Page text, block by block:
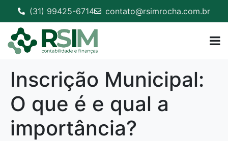
(31) 99425-6714 contato@rsimrocha.com.br
Inscrição Municipal:
O que é e qual a
importância?